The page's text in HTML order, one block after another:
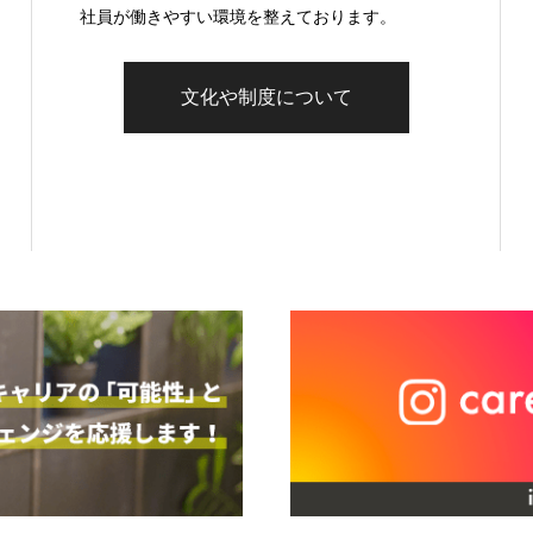
社員が働きやすい環境を整えております。
文化や制度について